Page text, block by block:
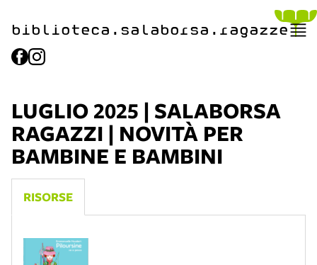
biblioteca.​salaborsa.ragazze
LUGLIO 2025 | SALABORSA
RAGAZZI | NOVITÀ PER
BAMBINE E BAMBINI
RISORSE